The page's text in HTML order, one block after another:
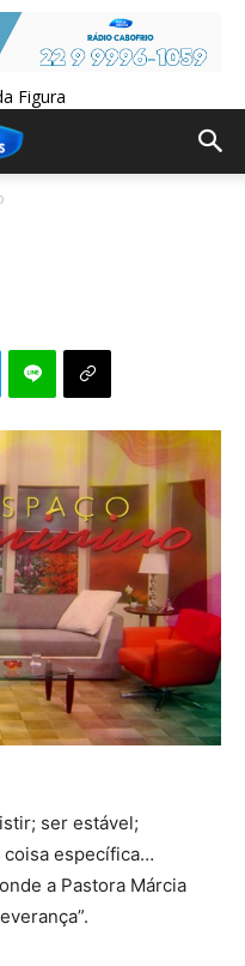
Figura
ser estável;
coisa específica…
a Pastora Márcia